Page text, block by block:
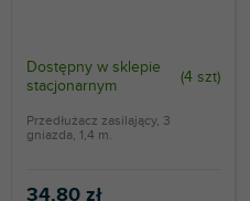
Dostępny w sklepie
stacjonarnym
(4 szt)
34,80 zł
Przedłużacz zasilający, 3
gniazda, 1,4 m.